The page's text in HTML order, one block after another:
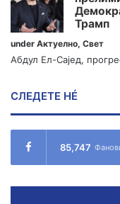
Трамп
under Актуелно, Свет
Абдул Ел-Сајед,
СЛЕДЕТЕ НÉ
85,747